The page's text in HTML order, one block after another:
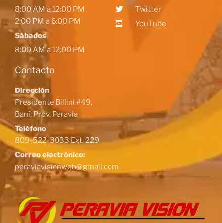
8:00 AM a 12:00 PM
2:00 PM a 6:00 PM
Sábados
8:00 AM a 12:00 PM
Contacto
Dirección
Presidente Billini #49,
Baní, Prov. Peravia
Teléfono
809-522-3033 Ext. 229
Correo electrónico:
peraviavisionweb@gmail.com
Twitter
YouTube